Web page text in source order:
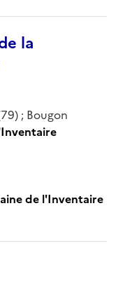
la
; Bougon
de l'Inventaire